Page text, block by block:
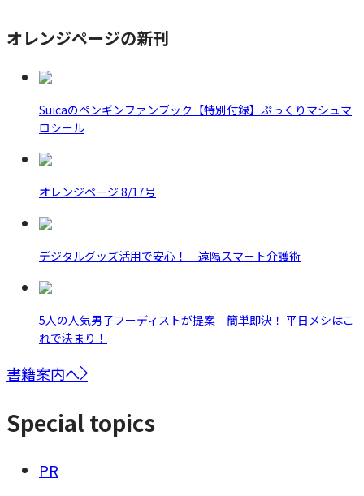
オレンジページの新刊
Suicaのペンギンファンブック【特別付録】ぷっくりマシュマ
ロシール
オレンジページ 8/17号
デジタルグッズ活用で安心！ 遠隔スマート介護術
5人の人気男子フーディストが提案 簡単即決！ 平日メシはこ
れで決まり！
書籍案内へ
Special topics
PR